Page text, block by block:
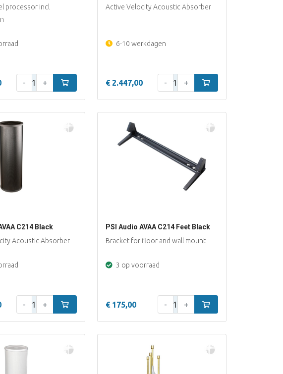
processor incl
Aantal:
- + In winkelwagen
Active Velocity Acoustic Absorber
6-10 werkdagen
€ 2.447,00 Aantal:
- + In winkelwagen
C214 Black
Acoustic Absorber
Aantal:
- + In winkelwagen
PSI Audio AVAA C214 Feet Black
Bracket for floor and wall mount
3 op voorraad
€ 175,00 Aantal:
- + In winkelwagen